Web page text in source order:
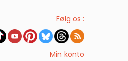
Følg os :
Min konto